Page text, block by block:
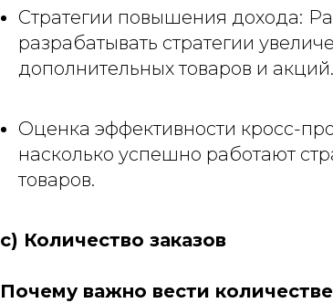
Стратегии повышения дохода:
разрабатывать стратегии
дополнительных товаров и акций.
Оценка эффективности кросс-
насколько успешно работают
товаров.
c) Количество заказов
Почему важно вести